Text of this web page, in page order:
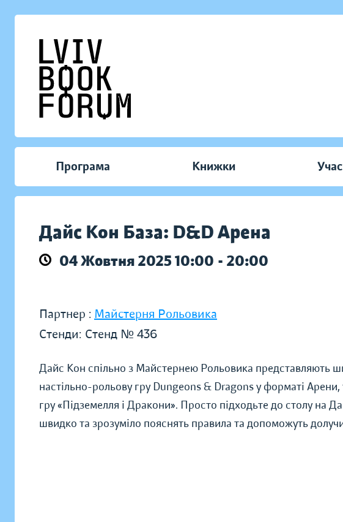
Програма Книжки
Дайс Кон База: D&D Арена
04 Жовтня 2025 10:00 - 20:00
Партнер : Майстерня Рольовика
Стенди: Стенд № 436
Дайс Кон спільно з Майстернею Рольовика представляють
настільно-рольову гру Dungeons & Dragons у форматі Арени,
гру «Підземелля і Дракони». Просто підходьте до столу на
швидко та зрозуміло пояснять правила та допоможуть